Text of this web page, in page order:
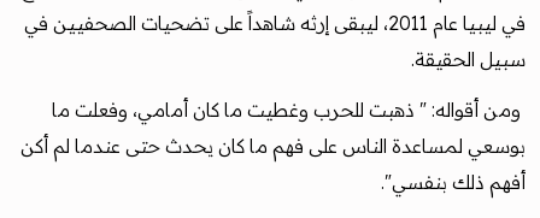
في ليبيا عام 2011، ليبقى إرثه شاهداً على تضحيات الصحفيين في
سبيل الحقيقة.
ومن أقواله: " ذهبت للحرب وغطيت ما كان أمامي، وفعلت ما
بوسعي لمساعدة الناس على فهم ما كان يحدث حتى عندما لم أكن
أفهم ذلك بنفسي".